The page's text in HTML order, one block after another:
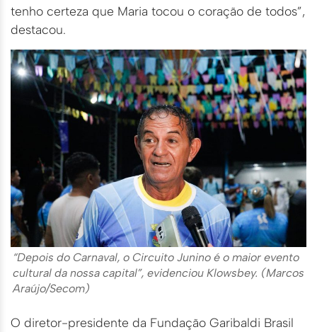
tenho certeza que Maria tocou o coração de todos”,
destacou.
“Depois do Carnaval, o Circuito Junino é o maior evento
cultural da nossa capital”, evidenciou Klowsbey. (Marcos
Araújo/Secom)
O diretor-presidente da Fundação Garibaldi Brasil